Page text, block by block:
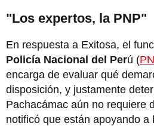
"Los expertos, la PNP"
En respuesta a Exitosa, el
Policía Nacional del Perú (
encarga de evaluar qué
disposición, y justamente
Pachacámac aún no requiere
notificó que están apoyando a